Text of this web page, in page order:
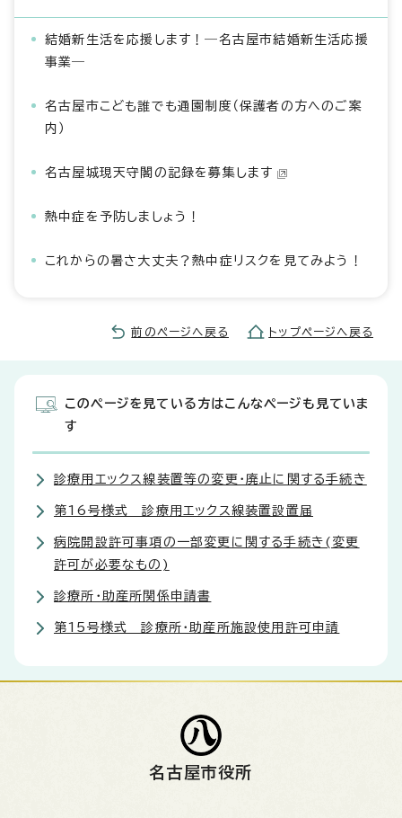
結婚新生活を応援します！―名古屋市結婚新生活応援
事業―
名古屋市こども誰でも通園制度（保護者の方へのご案
内）
名古屋城現天守閣の記録を募集します
熱中症を予防しましょう！
これからの暑さ大丈夫？熱中症リスクを見てみよう！
前のページへ戻る トップページへ戻る
このページを見ている方はこんなページも見ていま
す
診療用エックス線装置等の変更・廃止に関する手続き
第16号様式 診療用エックス線装置設置届
病院開設許可事項の一部変更に関する手続き(変更
許可が必要なもの)
診療所・助産所関係申請書
第15号様式 診療所・助産所施設使用許可申請
名古屋市役所